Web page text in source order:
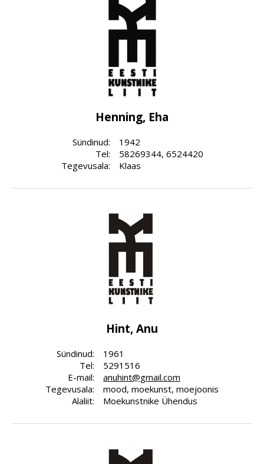
Henning, Eha
Sündinud:
Tel:
Tegevusala:
1942
58269344, 6524420
Klaas
Hint, Anu
Sündinud:
Tel:
E-mail:
Tegevusala:
Alaliit:
1961
5291516
anuhint@gmail.com
mood, moekunst, moejoonis
Moekunstnike Ühendus